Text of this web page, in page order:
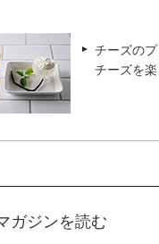
チーズの
チーズを
ガジンを読む